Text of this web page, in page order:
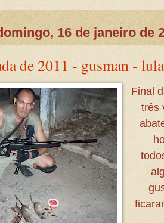
16 de janeiro de
de 2011 - gusman -
Final
três